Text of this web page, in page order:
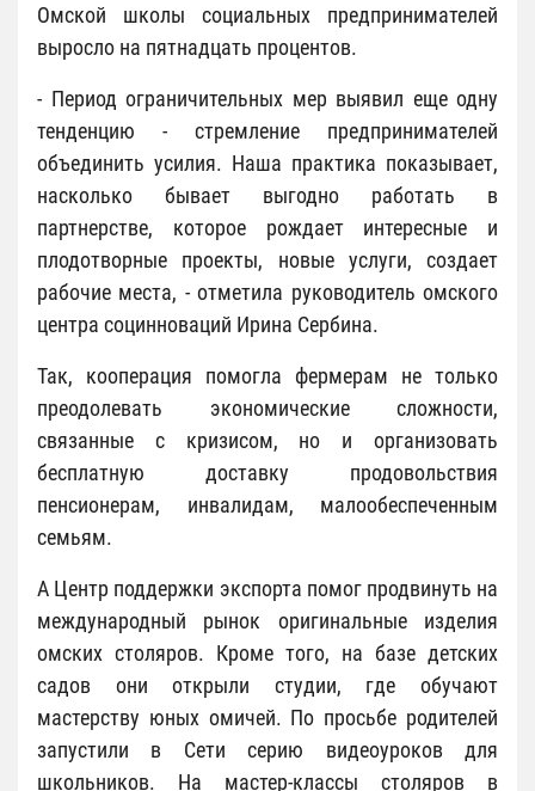
Омской школы социальных предпринимателей
выросло на пятнадцать процентов.
- Период ограничительных мер выявил еще одну
тенденцию - стремление предпринимателей
объединить усилия. Наша практика показывает,
насколько бывает выгодно работать в
партнерстве, которое рождает интересные и
плодотворные проекты, новые услуги, создает
рабочие места, - отметила руководитель омского
центра социнноваций Ирина Сербина.
Так, кооперация помогла фермерам не только
преодолевать экономические сложности,
связанные с кризисом, но и организовать
бесплатную доставку продовольствия
пенсионерам, инвалидам, малообеспеченным
семьям.
А Центр поддержки экспорта помог продвинуть на
международный рынок оригинальные изделия
омских столяров. Кроме того, на базе детских
садов они открыли студии, где обучают
мастерству юных омичей. По просьбе родителей
запустили в Сети серию видеоуроков для
школьников. На мастер-классы столяров в